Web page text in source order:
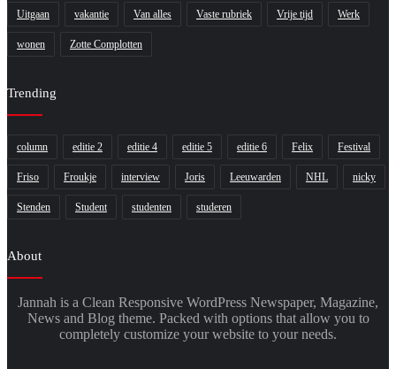
Uitgaan vakantie Van alles Vaste rubriek Vrije tijd Werk
wonen Zotte Complotten
Trending
column editie 2 editie 4 editie 5 editie 6 Felix Festival
Friso Froukje interview Joris Leeuwarden NHL nicky
Stenden Student studenten studeren
About
Jannah is a Clean Responsive WordPress Newspaper, Magazine,
News and Blog theme. Packed with options that allow you to
completely customize your website to your needs.